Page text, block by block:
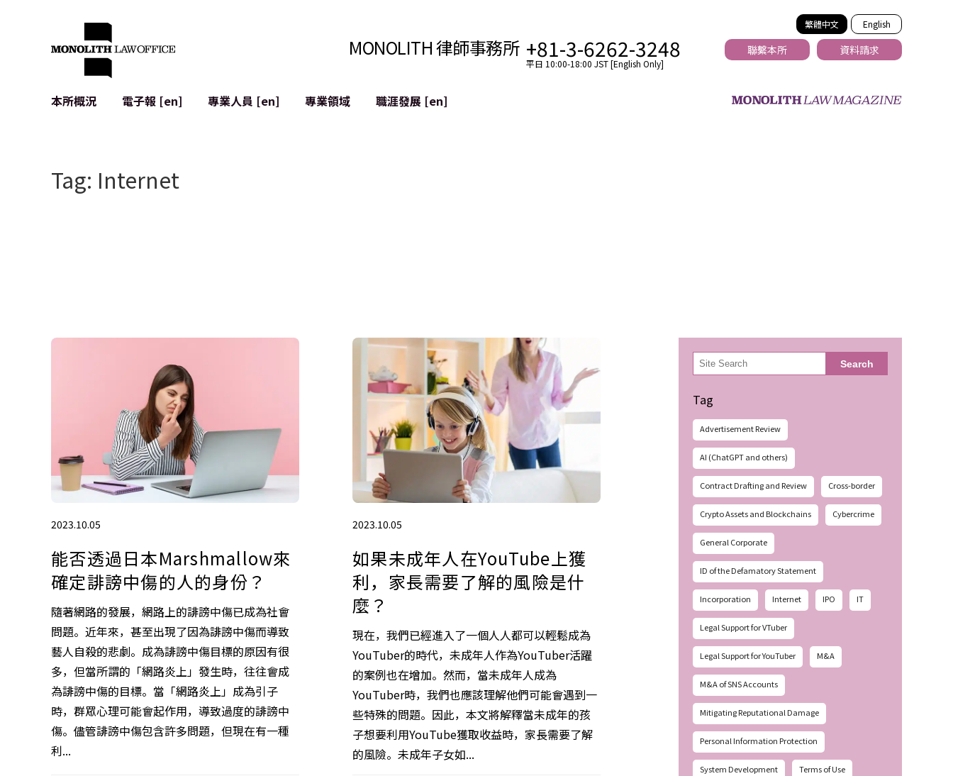
繁體中文 English
MONOLITH 律師事務所 +81-3-6262-3248
平日 10:00-18:00 JST [English Only]
聯繫本所 資料請求
本所概況
全球合作夥伴聯盟 [en]
本所位置
電子報 [en] 專業人員 [en]
專業領域
併購 (M&A)
日本的IPO
職涯發展 [en]
Tag: Internet
2023.10.05
能否透過日本Marshmallow來
確定誹謗中傷的人的身份？
隨著網路的發展，網路上的誹謗中傷已成為社會
問題。近年來，甚至出現了因為誹謗中傷而導致
藝人自殺的悲劇。成為誹謗中傷目標的原因有很
多，但當所謂的「網路炎上」發生時，往往會成
為誹謗中傷的目標。當「網路炎上」成為引子
時，群眾心理可能會起作用，導致過度的誹謗中
傷。儘管誹謗中傷包含許多問題，但現在有一種
利...
2023.10.05
如果未成年人在YouTube上獲
利，家長需要了解的風險是什
麼？
現在，我們已經進入了一個人人都可以輕鬆成為
YouTuber的時代，未成年人作為YouTuber活躍
的案例也在增加。然而，當未成年人成為
YouTuber時，我們也應該理解他們可能會遇到一
些特殊的問題。因此，本文將解釋當未成年的孩
子想要利用YouTube獲取收益時，家長需要了解
的風險。未成年子女如...
検
索 Search
Tag
Advertisement Review
AI (ChatGPT and others)
Contract Drafting and Review Cross-border
Crypto Assets and Blockchains Cybercrime
General Corporate
ID of the Defamatory Statement
Incorporation Internet IPO IT
Legal Support for VTuber
Legal Support for YouTuber M&A
M&A of SNS Accounts
Mitigating Reputational Damage
Personal Information Protection
System Development Terms of Use